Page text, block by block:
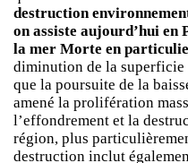
destruction
on assiste aujourd’hui en
la mer Morte en
diminution de la superficie
que la poursuite de la
amené la prolifération
l’effondrement et la
région, plus
destruction inclut